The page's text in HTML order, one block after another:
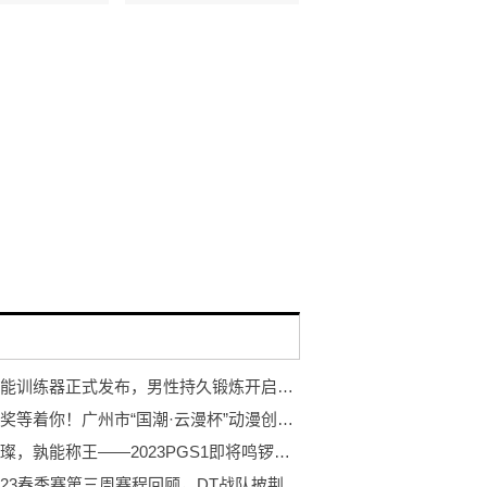
岩石智能训练器正式发布，男性持久锻炼开启智能浪潮
万元大奖等着你！广州市“国潮·云漫杯”动漫创作大赛开赛！
巨星璀璨，孰能称王——2023PGS1即将鸣锣开赛！